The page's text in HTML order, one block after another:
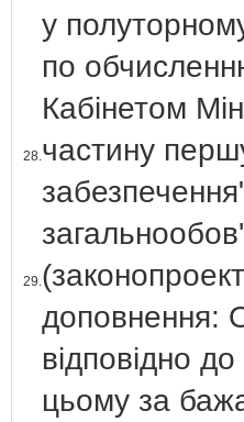
у
по
Кабінетом
28.частину
29.
доповнення:
відповідно
цьому за